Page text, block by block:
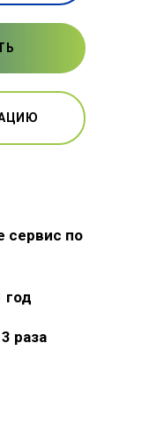
сервис по
год
раза